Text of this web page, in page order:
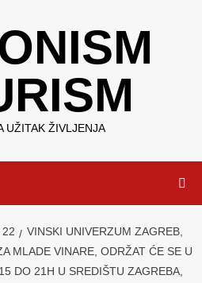
UŽITAK ŽIVLJENJA
22
VINSKI UNIVERZUM ZAGREB,
MLADE VINARE, ODRŽAT ĆE SE U
DO 21H U SREDIŠTU ZAGREBA,